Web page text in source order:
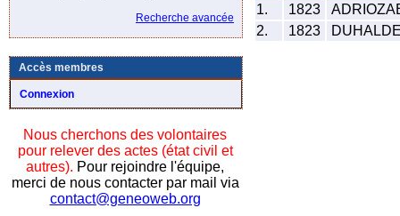
Recherche avancée
Accès membres
Connexion
Nous cherchons des volontaires
pour relever des actes (état civil et
autres). Pour rejoindre l'équipe,
merci de nous contacter par mail via
contact@geneoweb.org
1.
1823
2.
1823